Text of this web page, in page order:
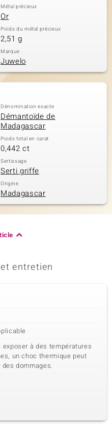
Métal précieux
Or
Poids du métal précieux
2,51 g
Marque
Juwelo
Dénomination exacte
Démantoïde de
Madagascar
Poids total en carat
0,442 ct
Sertissage
Serti griffe
Origine
Madagascar
entretien
exposer à des températures
un choc thermique peut
dommages.